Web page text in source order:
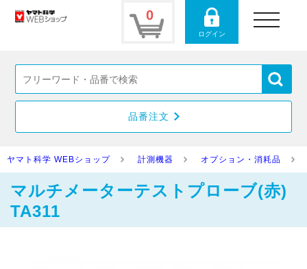
0
ログイン
toggle
navigation
品番注文
ヤマト科学 WEBショップ 計測機器 オプション・消耗品
マルチメーターテストプローブ(赤)
TA311